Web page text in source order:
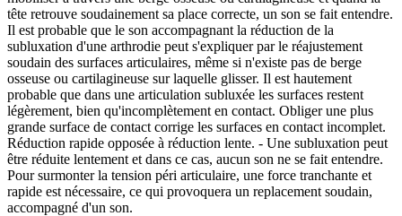
tête retrouve soudainement sa place correcte, un son se fait entendre.
Il est probable que le son accompagnant la réduction de la
subluxation d'une arthrodie peut s'expliquer par le réajustement
soudain des surfaces articulaires, même si n'existe pas de berge
osseuse ou cartilagineuse sur laquelle glisser. Il est hautement
probable que dans une articulation subluxée les surfaces restent
légèrement, bien qu'incomplètement en contact. Obliger une plus
grande surface de contact corrige les surfaces en contact incomplet.
Réduction rapide opposée à réduction lente. - Une subluxation peut
être réduite lentement et dans ce cas, aucun son ne se fait entendre.
Pour surmonter la tension péri articulaire, une force tranchante et
rapide est nécessaire, ce qui provoquera un replacement soudain,
accompagné d'un son.